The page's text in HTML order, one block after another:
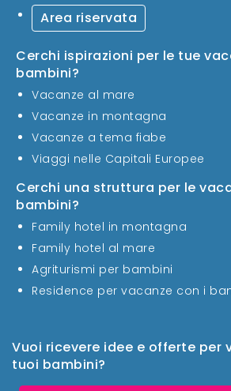
Vuoi ricevere idee e offerte per
tuoi bambini?
Area riservata
Cerchi ispirazioni per le tue
bambini?
Vacanze al mare
Vacanze in montagna
Vacanze a tema fiabe
Viaggi nelle Capitali Europee
Cerchi una struttura per le
bambini?
Family hotel in montagna
Family hotel al mare
Agriturismi per bambini
Residence per vacanze con i